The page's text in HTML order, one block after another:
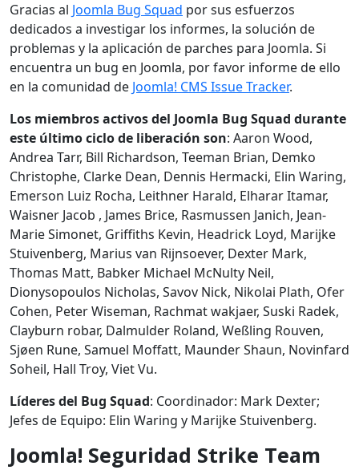
Gracias al Joomla Bug Squad por sus esfuerzos
dedicados a investigar los informes, la solución de
problemas y la aplicación de parches para Joomla. Si
encuentra un bug en Joomla, por favor informe de ello
en la comunidad de Joomla! CMS Issue Tracker.
Los miembros activos del Joomla Bug Squad durante
este último ciclo de liberación son: Aaron Wood,
Andrea Tarr, Bill Richardson, Teeman Brian, Demko
Christophe, Clarke Dean, Dennis Hermacki, Elin Waring,
Emerson Luiz Rocha, Leithner Harald, Elharar Itamar,
Waisner Jacob , James Brice, Rasmussen Janich, Jean-
Marie Simonet, Griffiths Kevin, Headrick Loyd, Marijke
Stuivenberg, Marius van Rijnsoever, Dexter Mark,
Thomas Matt, Babker Michael McNulty Neil,
Dionysopoulos Nicholas, Savov Nick, Nikolai Plath, Ofer
Cohen, Peter Wiseman, Rachmat wakjaer, Suski Radek,
Clayburn robar, Dalmulder Roland, Weßling Rouven,
Sjøen Rune, Samuel Moffatt, Maunder Shaun, Novinfard
Soheil, Hall Troy, Viet Vu.
Líderes del Bug Squad: Coordinador: Mark Dexter;
Jefes de Equipo: Elin Waring y Marijke Stuivenberg.
Joomla! Seguridad Strike Team